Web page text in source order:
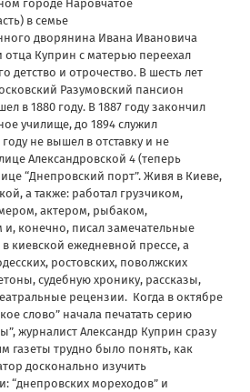
городе Наровчатое
в семье
дворянина Ивана Ивановича
Куприн с матерью переехал
детство и отрочество. В шесть лет
Разумовский пансион
в 1880 году. В 1887 году закончил
училище, до 1894 служил
не вышел в отставку и не
Александровской 4 (теперь
“Днепровский порт”. Живя в Киеве,
а также: работал грузчиком,
актером, рыбаком,
конечно, писал замечательные
киевской ежедневной прессе, а
ростовских, поволжских
судебную хронику, рассказы,
рецензии. Когда в октябре
слово” начала печатать серию
журналист Александр Куприн сразу
газеты трудно было понять, как
досконально изучить
“днепровских мореходов” и